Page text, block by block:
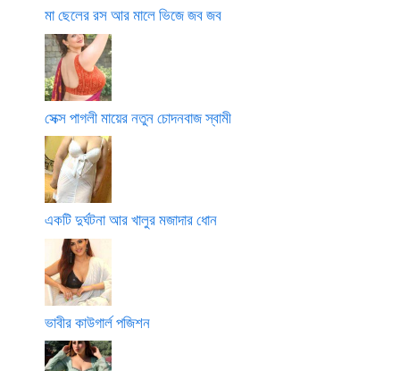
মা ছেলের রস আর মালে ভিজে জব জব
সেক্স পাগলী মায়ের নতুন চোদনবাজ স্বামী
একটি দুর্ঘটনা আর খালুর মজাদার ধোন
ভাবীর কাউগার্ল পজিশন